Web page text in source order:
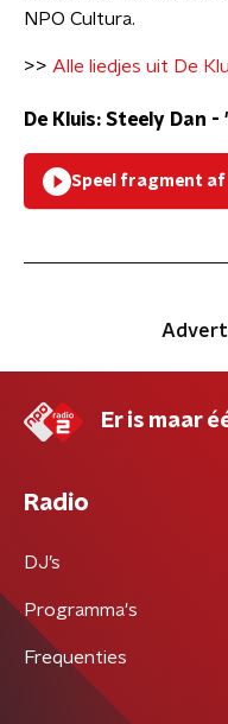
NPO Cultura.
>> Alle liedjes uit De
De Kluis: Steely Dan
Speel fragment af
Er is maar
Radio
DJ’s
Programma's
Frequenties